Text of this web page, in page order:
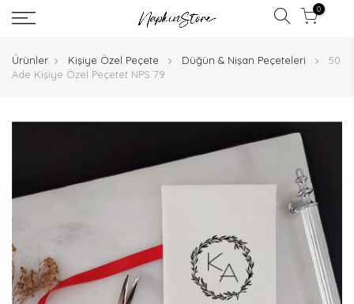
0
Ürünler Kişiye Özel Peçete Düğün & Nişan Peçeteleri
50
Ade Kişiye Özel Peçetet NPS 79